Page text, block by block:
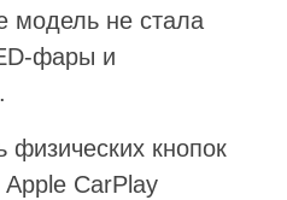
не стала
фары и
кнопок
CarPlay